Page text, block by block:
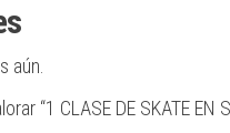
aún.
“1 CLASE DE SKATE EN